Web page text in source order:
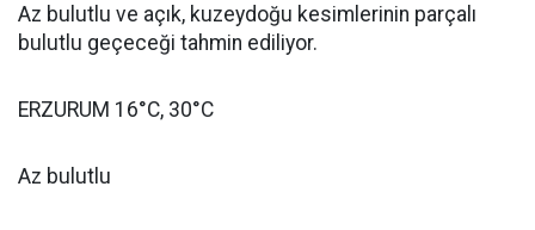
Az bulutlu ve açık, kuzeydoğu kesimlerinin parçalı
bulutlu geçeceği tahmin ediliyor.
ERZURUM 16°C, 30°C
Az bulutlu